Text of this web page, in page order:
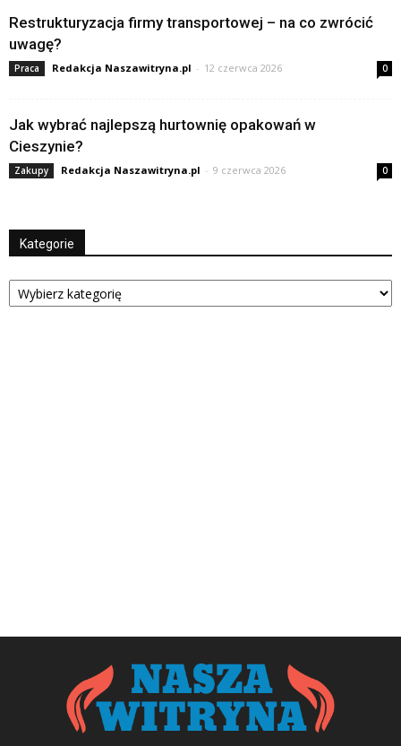
Restrukturyzacja firmy transportowej – na co zwrócić
uwagę?
Praca Redakcja Naszawitryna.pl - 12 czerwca 2026 0
Jak wybrać najlepszą hurtownię opakowań w
Cieszynie?
Zakupy Redakcja Naszawitryna.pl - 9 czerwca 2026 0
Kategorie
Kategorie